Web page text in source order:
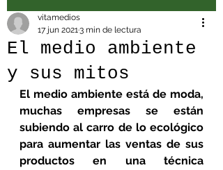
El medio ambiente
y sus mitos
vitamedios
17 jun 20213 min de lectura
El medio ambiente está de moda,
muchas empresas se están
subiendo al carro de lo ecológico
para aumentar las ventas de sus
productos en una técnica